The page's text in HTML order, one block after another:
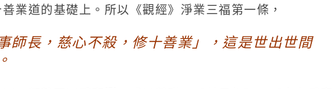
業道的基礎上。所以《觀經》淨業三福第一條，
師長，慈心不殺，修十善業」，這是世出世間